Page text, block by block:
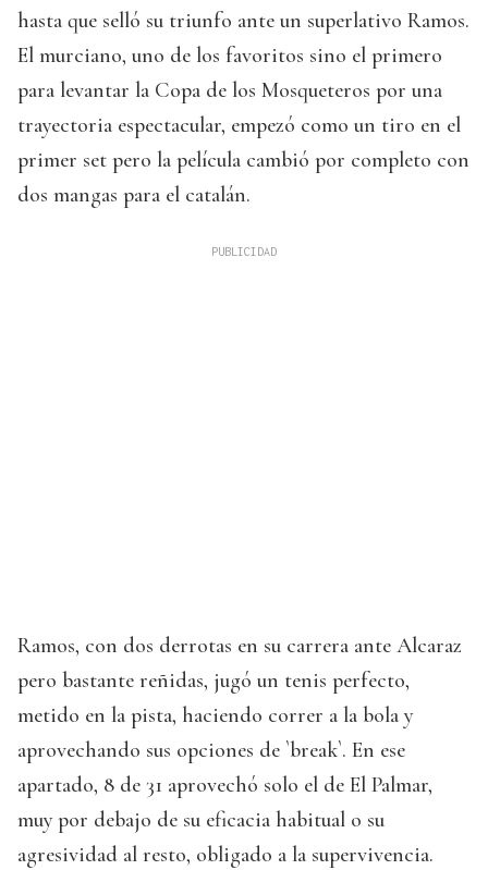
hasta que selló su triunfo ante un superlativo Ramos.
El murciano, uno de los favoritos sino el primero
para levantar la Copa de los Mosqueteros por una
trayectoria espectacular, empezó como un tiro en el
primer set pero la película cambió por completo con
dos mangas para el catalán.
Ramos, con dos derrotas en su carrera ante Alcaraz
pero bastante reñidas, jugó un tenis perfecto,
metido en la pista, haciendo correr a la bola y
aprovechando sus opciones de `break`. En ese
apartado, 8 de 31 aprovechó solo el de El Palmar,
muy por debajo de su eficacia habitual o su
agresividad al resto, obligado a la supervivencia.